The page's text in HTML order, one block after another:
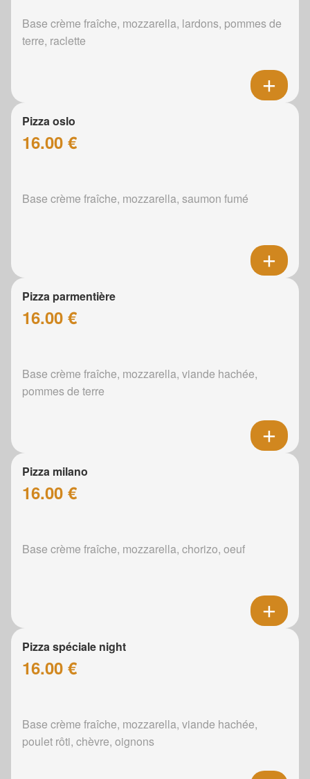
Base crème fraîche, mozzarella, lardons, pommes de
terre, raclette
Pizza oslo
16.00 €
Base crème fraîche, mozzarella, saumon fumé
Pizza parmentière
16.00 €
Base crème fraîche, mozzarella, viande hachée,
pommes de terre
Pizza milano
16.00 €
Base crème fraîche, mozzarella, chorizo, oeuf
Pizza spéciale night
16.00 €
Base crème fraîche, mozzarella, viande hachée,
poulet rôti, chèvre, oignons